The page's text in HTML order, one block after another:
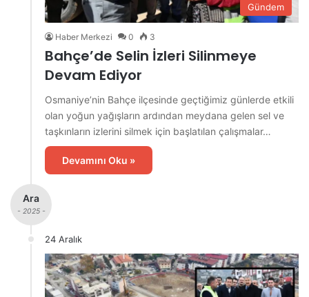
Gündem
Haber Merkezi 0 3
Bahçe’de Selin İzleri Silinmeye
Devam Ediyor
Osmaniye’nin Bahçe ilçesinde geçtiğimiz günlerde etkili
olan yoğun yağışların ardından meydana gelen sel ve
taşkınların izlerini silmek için başlatılan çalışmalar…
Devamını Oku »
Ara
- 2025 -
24 Aralık